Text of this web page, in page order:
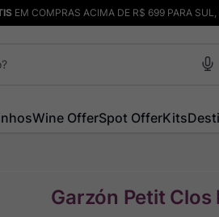
EM COMPRAS ACIMA DE R$ 699 PARA
Wine OfferSpot OfferKits
Garzón Petit Clos